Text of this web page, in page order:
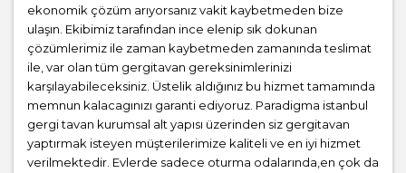
ekonomik çözüm arıyorsanız vakit kaybetmeden bize
ulaşın. Ekibimiz tarafından ince elenip sık dokunan
çözümlerimiz ile zaman kaybetmeden zamanında teslimat
ile, var olan tüm gergitavan gereksinimlerinizi
karşılayabileceksiniz. Üstelik aldığınız bu hizmet tamamında
memnun kalacagınızı garanti ediyoruz. Paradigma istanbul
gergi tavan kurumsal alt yapısı üzerinden siz gergitavan
yaptırmak isteyen müşterilerimize kaliteli ve en iyi hizmet
verilmektedir. Evlerde sadece oturma odalarında,en çok da